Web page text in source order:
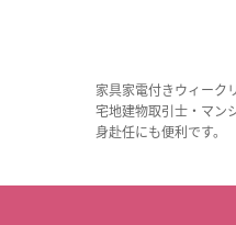
家具家電付きウィーク
宅地建物取引士・マン
身赴任にも便利です。